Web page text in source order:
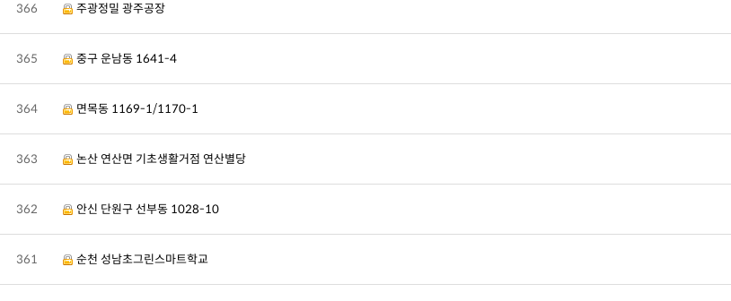
366 주광정밀 광주공장
365 중구 운남동 1641-4
364 면목동 1169-1/1170-1
363 논산 연산면 기초생활거점 연산별당
362 안신 단원구 선부동 1028-10
361 순천 성남초그린스마트학교